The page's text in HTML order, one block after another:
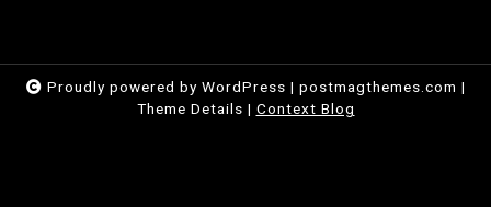
Proudly powered by WordPress | postmagthemes.com |
Theme Details | Context Blog